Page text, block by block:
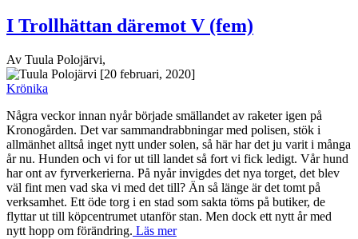
I Trollhättan däremot V (fem)
Av Tuula Polojärvi,
[20 februari, 2020]
Krönika
Några veckor innan nyår började smällandet av raketer igen på
Kronogården. Det var sammandrabbningar med polisen, stök i
allmänhet alltså inget nytt under solen, så här har det ju varit i många
år nu. Hunden och vi for ut till landet så fort vi fick ledigt. Vår hund
har ont av fyrverkerierna. På nyår invigdes det nya torget, det blev
väl fint men vad ska vi med det till? Än så länge är det tomt på
verksamhet. Ett öde torg i en stad som sakta töms på butiker, de
flyttar ut till köpcentrumet utanför stan. Men dock ett nytt år med
nytt hopp om förändring. Läs mer